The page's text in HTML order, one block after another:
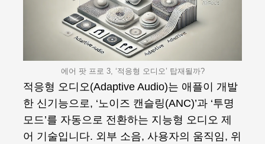
에어 팟 프로 3, ‘적응형 오디오’ 탑재될까?
적응형 오디오(Adaptive Audio)는 애플이 개발
한 신기능으로, ‘노이즈 캔슬링(ANC)’과 ‘투명
모드’를 자동으로 전환하는 지능형 오디오 제
어 기술입니다. 외부 소음, 사용자의 움직임, 위